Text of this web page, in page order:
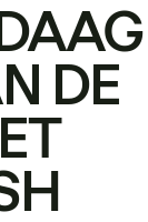
DE